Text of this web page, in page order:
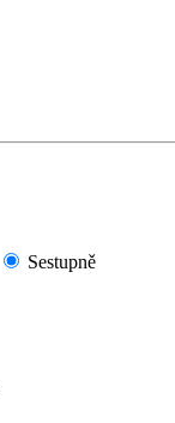
Sestupně